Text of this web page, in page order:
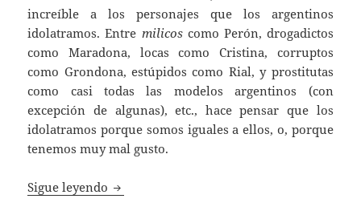
increíble a los personajes que los argentinos
idolatramos. Entre milicoscomo Perón, drogadictos
como Maradona, locas como Cristina, corruptos
como Grondona, estúpidos como Rial, y prostitutas
como casi todas las modelos argentinos (con
excepción de algunas), etc., hace pensar que los
idolatramos porque somos iguales a ellos, o, porque
tenemos muy mal gusto.
Sigue leyendo El fútbol argentino post Copa América